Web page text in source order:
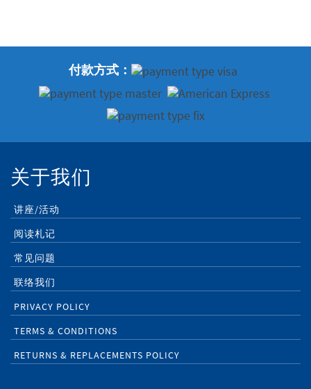
付款方式：
关于我们
讲座/活动
阅读札记
常见问题
联络我们
PRIVACY POLICY
TERMS & CONDITIONS
RETURNS & REPLACEMENTS POLICY